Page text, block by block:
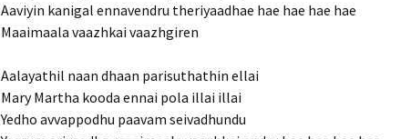
Aaviyin kanigal ennavendru theriyaadhae hae hae hae hae
Maaimaala vaazhkai vaazhgiren
Aalayathil naan dhaan parisuthathin ellai
Mary Martha kooda ennai pola illai illai
Yedho avvappodhu paavam seivadhundu